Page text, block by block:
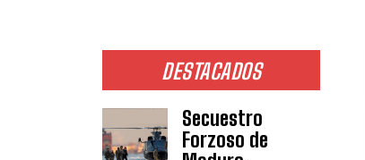
DESTACADOS
Secuestro
Forzoso de